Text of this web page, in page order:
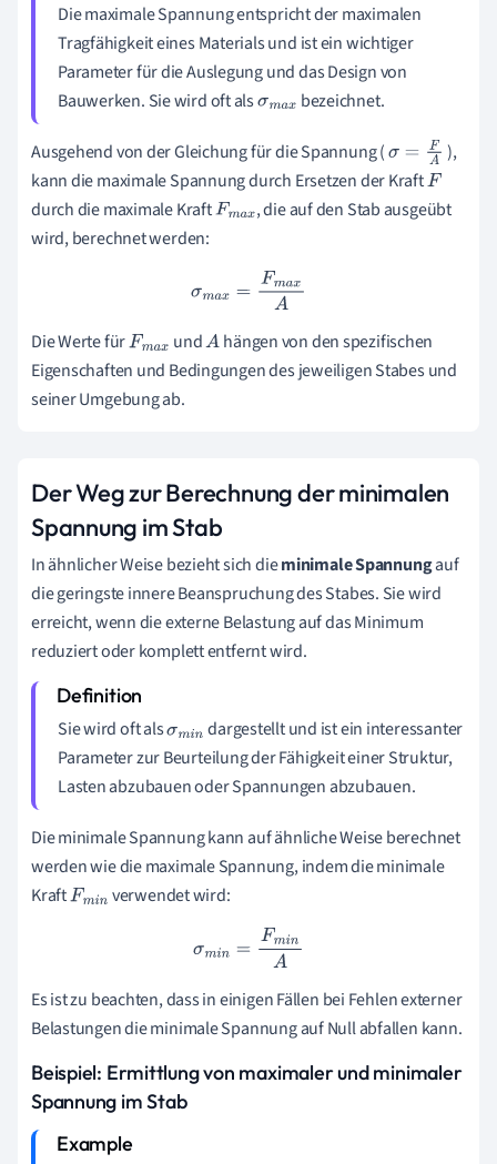
Die maximale Spannung entspricht der maximalen
Tragfähigkeit eines Materials und ist ein wichtiger
Parameter für die Auslegung und das Design von
Bauwerken. Sie wird oft alsσmax bezeichnet.
Ausgehend von der Gleichung für die Spannung (σ=FA
),
kann die maximale Spannung durch Ersetzen der KraftF
durch die maximale KraftFmax, die auf den Stab ausgeübt
wird, berechnet werden:
σ
x=F maxA
Die Werte fürFmax undA hängen von den spezifischen
Eigenschaften und Bedingungen des jeweiligen Stabes und
seiner Umgebung ab.
Der Weg zur Berechnung der minimalen
Spannung im Stab
In ähnlicher Weise bezieht sich dieminimale Spannungauf
die geringste innere Beanspruchung des Stabes. Sie wird
erreicht, wenn die externe Belastung auf das Minimum
reduziert oder komplett entfernt wird.
Sie wird oft alsσmindargestellt und ist ein interessanter
Parameter zur Beurteilung der Fähigkeit einer Struktur,
Lasten abzubauen oder Spannungen abzubauen.
Die minimale Spannung kann auf ähnliche Weise berechnet
werden wie die maximale Spannung, indem die minimale
KraftFmin verwendet wird:
σ m n=F minA
Es ist zu beachten, dass in einigen Fällen bei Fehlen externer
Belastungen die minimale Spannung auf Null abfallen kann.
Beispiel: Ermittlung von maximaler und minimaler
Spannung im Stab